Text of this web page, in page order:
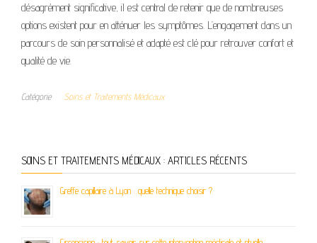
désagrément significative, il est central de retenir que de nombreuses
options existent pour en atténuer les symptômes. L’engagement dans un
parcours de soin personnalisé et adapté est clé pour retrouver confort et
qualité de vie.
Catégorie Soins et Traitements Médicaux
SOINS ET TRAITEMENTS MÉDICAUX : ARTICLES RÉCENTS
Greffe capillaire à Lyon : quelle technique choisir ?